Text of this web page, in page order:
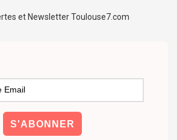
et Newsletter Toulouse7.com